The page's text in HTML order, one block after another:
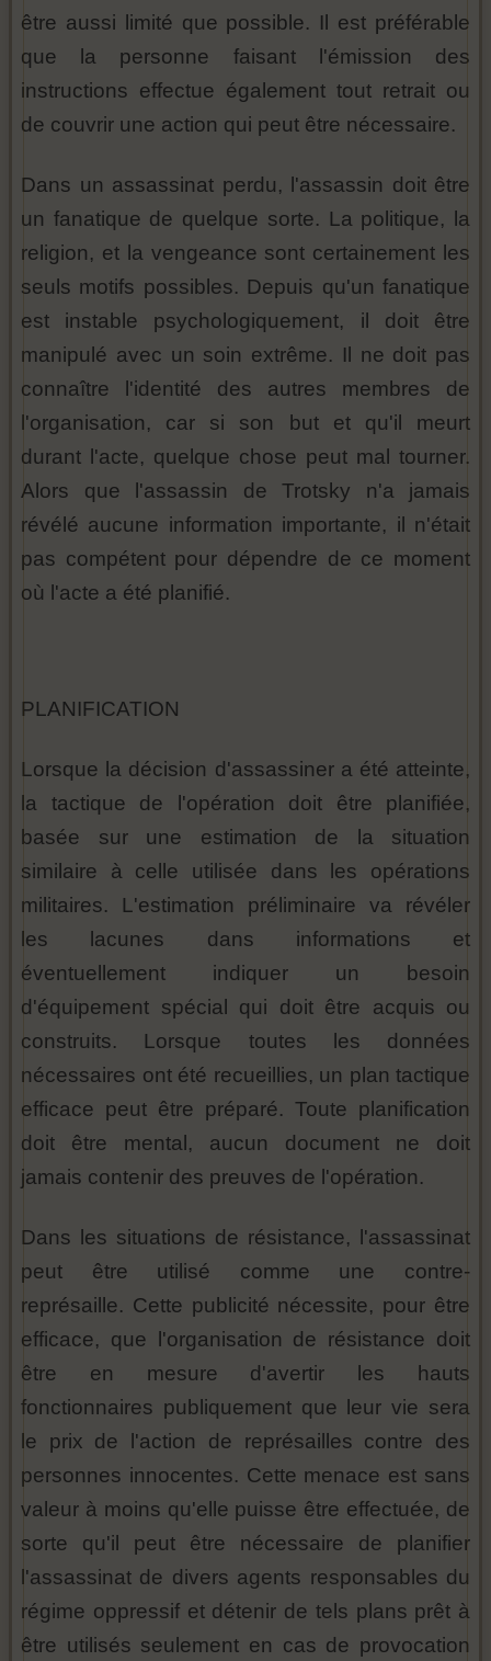
être aussi limité que possible. Il est préférable
que la personne faisant l'émission des
instructions effectue également tout retrait ou
de couvrir une action qui peut être nécessaire.
Dans un assassinat perdu, l'assassin doit être
un fanatique de quelque sorte. La politique, la
religion, et la vengeance sont certainement les
seuls motifs possibles. Depuis qu'un fanatique
est instable psychologiquement, il doit être
manipulé avec un soin extrême. Il ne doit pas
connaître l'identité des autres membres de
l'organisation, car si son but et qu'il meurt
durant l'acte, quelque chose peut mal tourner.
Alors que l'assassin de Trotsky n'a jamais
révélé aucune information importante, il n'était
pas compétent pour dépendre de ce moment
où l'acte a été planifié.
PLANIFICATION
Lorsque la décision d'assassiner a été atteinte,
la tactique de l'opération doit être planifiée,
basée sur une estimation de la situation
similaire à celle utilisée dans les opérations
militaires. L'estimation préliminaire va révéler
les lacunes dans informations et
éventuellement indiquer un besoin
d'équipement spécial qui doit être acquis ou
construits. Lorsque toutes les données
nécessaires ont été recueillies, un plan tactique
efficace peut être préparé. Toute planification
doit être mental, aucun document ne doit
jamais contenir des preuves de l'opération.
Dans les situations de résistance, l'assassinat
peut être utilisé comme une contre-
représaille. Cette publicité nécessite, pour être
efficace, que l'organisation de résistance doit
être en mesure d'avertir les hauts
fonctionnaires publiquement que leur vie sera
le prix de l'action de représailles contre des
personnes innocentes. Cette menace est sans
valeur à moins qu'elle puisse être effectuée, de
sorte qu'il peut être nécessaire de planifier
l'assassinat de divers agents responsables du
régime oppressif et détenir de tels plans prêt à
être utilisés seulement en cas de provocation